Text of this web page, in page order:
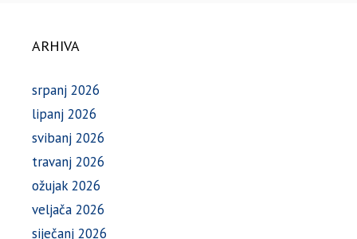
ARHIVA
srpanj 2026
lipanj 2026
svibanj 2026
travanj 2026
ožujak 2026
veljača 2026
siječanj 2026